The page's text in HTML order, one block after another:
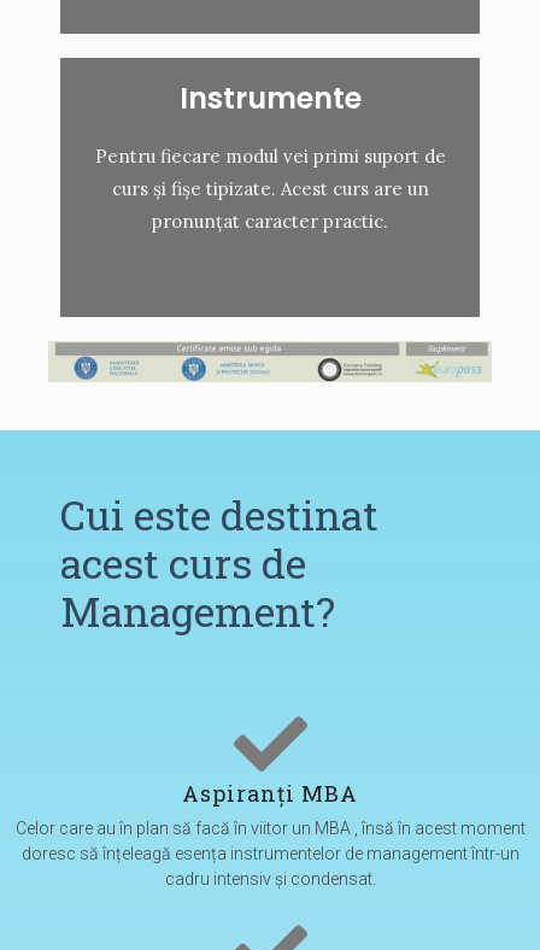
Instrumente
Pentru fiecare modul vei primi suport de
curs și fișe tipizate. Acest curs are un
pronunțat caracter practic.
Cui este destinat
acest curs de
Management?
Aspiranți MBA
Celor care au în plan să facă în viitor un MBA , însă în acest moment
doresc să înțeleagă esența instrumentelor de management într-un
cadru intensiv și condensat.